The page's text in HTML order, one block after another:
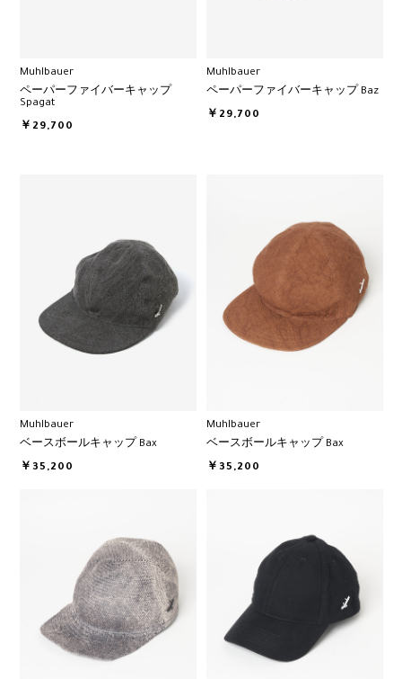
Muhlbauer
ペーパーファイバーキャップ
Spagat
￥29,700
Muhlbauer
ペーパーファイバーキャップ Baz
￥29,700
Muhlbauer
ベースボールキャップ Bax
￥35,200
Muhlbauer
ベースボールキャップ Bax
￥35,200